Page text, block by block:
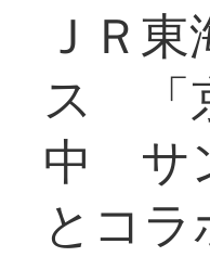
ＪＲ
ス 「
中 サ
とコラ